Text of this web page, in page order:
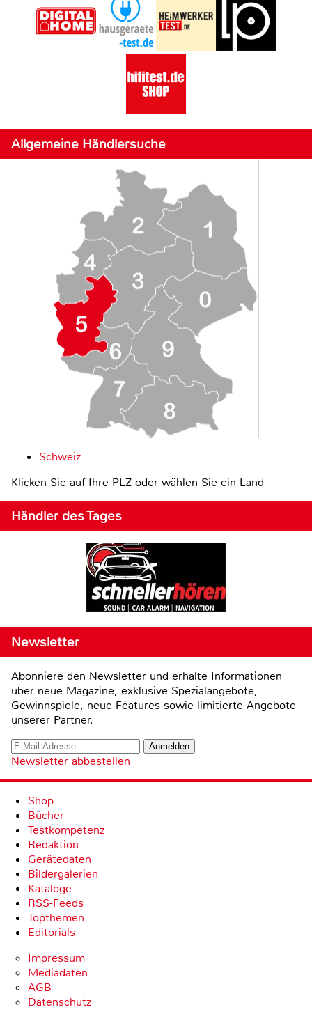
Allgemeine Händlersuche
Schweiz
Klicken Sie auf Ihre PLZ oder wählen Sie ein Land
Händler des Tages
Newsletter
Abonniere den Newsletter und erhalte Informationen
über neue Magazine, exklusive Spezialangebote,
Gewinnspiele, neue Features sowie limitierte Angebote
unserer Partner.
Newsletter abbestellen
Shop
Bücher
Testkompetenz
Redaktion
Gerätedaten
Bildergalerien
Kataloge
RSS-Feeds
Topthemen
Editorials
Impressum
Mediadaten
AGB
Datenschutz